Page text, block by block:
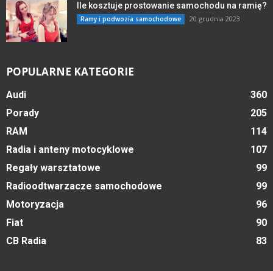
Ile kosztuje prostowanie samochodu na ramię?
Ramy i podwozia samochodowe 20 grudnia 2023
POPULARNE KATEGORIE
Audi
360
Porady
205
RAM
114
Radia i anteny motocyklowe
107
Regały warsztatowe
99
Radioodtwarzacze samochodowe
99
Motoryzacja
96
Fiat
90
CB Radia
83